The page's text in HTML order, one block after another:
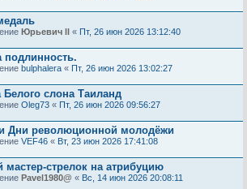
Юрьевич ll « Пт, 26 июн 2026 13:12:40
подлинность.
bulphalera « Пт, 26 июн 2026 13:02:27
Белого слона Таиланд
Oleg73 « Пт, 26 июн 2026 09:56:27
Дни революционной молодёжи
VEF46 « Вт, 23 июн 2026 17:41:08
мастер-стрелок на атрибуцию
Pavel1980@ « Вс, 14 июн 2026 20:08:11